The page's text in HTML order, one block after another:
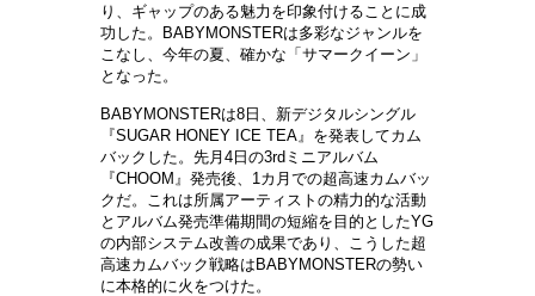
り、ギャップのある魅力を印象付けることに成
功した。
BABYMONSTERは多彩なジャンルを
こなし、今年の夏、確かな「サマークイ ーン」
となった 。
BABYMONSTERは8日、新デジタルシングル
『SUGAR HONEY ICE TEA』を発表してカム
バックした。先月 4日の3rdミニアルバム
『CHOOM』 発売後、 1カ月での超高速カムバッ
クだ。これは所属アーティストの精力的な活動
とアルバム発売準備期間の短縮を目的としたYG
の内部システム改善の成果であり、こうした超
高速カムバック戦略は BABYMONSTERの勢い
に本格的に火をつけた。